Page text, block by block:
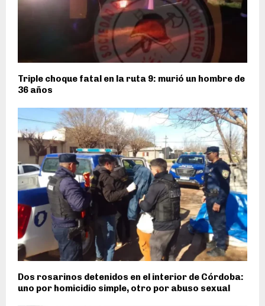
Triple choque fatal en la ruta 9: murió un hombre de
36 años
Dos rosarinos detenidos en el interior de Córdoba:
uno por homicidio simple, otro por abuso sexual